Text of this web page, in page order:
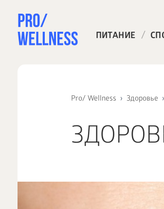
ПИТАНИЕ /
Pro/ Wellness Здоровье